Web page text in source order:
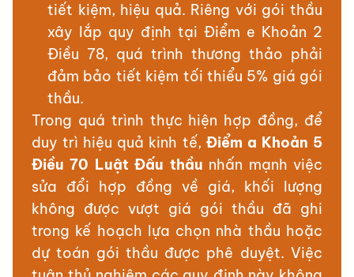
tiết kiệm, hiệu quả. Riêng với gói thầu
xây lắp quy định tại Điểm e Khoản 2
Điều 78, quá trình thương thảo phải
đảm bảo tiết kiệm tối thiểu 5% giá gói
thầu.
Trong quá trình thực hiện hợp đồng, để
duy trì hiệu quả kinh tế, Điểm a Khoản 5
Điều 70 Luật Đấu thầu nhấn mạnh việc
sửa đổi hợp đồng về giá, khối lượng
không được vượt giá gói thầu đã ghi
trong kế hoạch lựa chọn nhà thầu hoặc
dự toán gói thầu được phê duyệt. Việc